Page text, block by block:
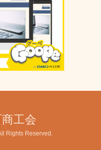
工会
Rights Reserved.